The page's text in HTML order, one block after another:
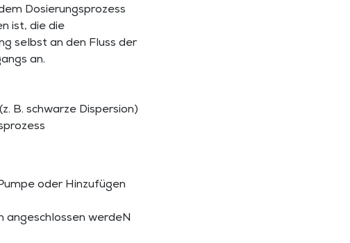
Dosierungsprozess
ist, die die
selbst an den Fluss der
an.
B. schwarze Dispersion)
oder Hinzufügen
angeschlossen werdeN